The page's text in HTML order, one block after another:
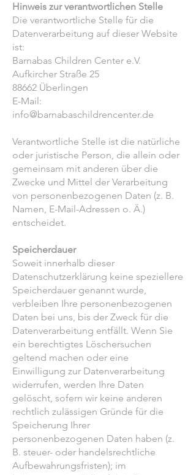
Hinweis zur verantwortlichen Stelle
Die verantwortliche Stelle für die
Datenverarbeitung auf dieser Website
ist:
Barnabas Children Center e.V.
Aufkircher Straße 25
88662 Überlingen
E-Mail:
info@barnabaschildrencenter.de
Verantwortliche Stelle ist die natürliche
oder juristische Person, die allein oder
gemeinsam mit anderen über die
Zwecke und Mittel der Verarbeitung
von personenbezogenen Daten (z. B.
Namen, E-Mail-Adressen o. Ä.)
entscheidet.
Speicherdauer
Soweit innerhalb dieser
Datenschutzerklärung keine speziellere
Speicherdauer genannt wurde,
verbleiben Ihre personenbezogenen
Daten bei uns, bis der Zweck für die
Datenverarbeitung entfällt. Wenn Sie
ein berechtigtes Löschersuchen
geltend machen oder eine
Einwilligung zur Datenverarbeitung
widerrufen, werden Ihre Daten
gelöscht, sofern wir keine anderen
rechtlich zulässigen Gründe für die
Speicherung Ihrer
personenbezogenen Daten haben (z.
B. steuer- oder handelsrechtliche
Aufbewahrungsfristen); im